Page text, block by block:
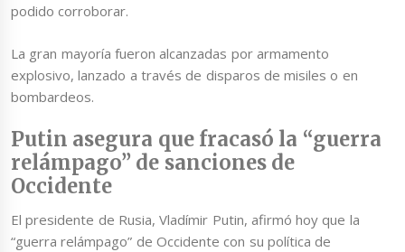
podido corroborar.
La gran mayoría fueron alcanzadas por armamento
explosivo, lanzado a través de disparos de misiles o en
bombardeos.
Putin asegura que fracasó la “guerra
relámpago” de sanciones de
Occidente
El presidente de Rusia, Vladímir Putin, afirmó hoy que la
“guerra relámpago” de Occidente con su política de